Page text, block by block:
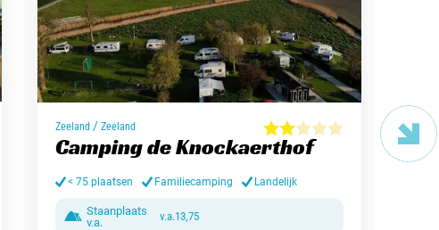
Zeeland/ Zeeland
Camping de Knockaerthof
< 75 plaatsen Familiecamping Landelijk
Staanplaats
v.a.
v.a.13,75